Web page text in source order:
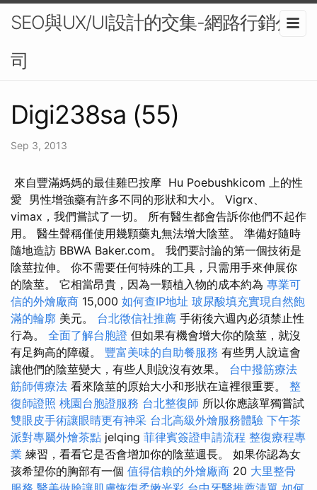
SEO與UX/UI設計的交集-網路行銷公
司
Digi238sa (55)
Sep 3, 2013
️ 來自豐滿媽媽的最佳雞巴按摩 ️ Hu Poebushkicom 上的性
愛 ️ 男性增強藥有許多不同的形狀和大小。 Vigrx、
vimax，我們嘗試了一切。 所有醫生都會告訴你他們不起作
用。 醫生聲稱僅使用幾顆藥丸無法增大陰莖。 準備好隨時
隨地造訪 BBWA Baker.com。 我們要討論的第一個技術是
陰莖拉伸。 你不需要任何特殊的工具，只需用手來伸展你
的陰莖。 它相當昂貴，因為一顆植入物的成本約為 專業可
信的外燴廠商 15,000 如何查IP地址 玻尿酸填充實現自然飽
滿的輪廓 美元。 台北徵信社推薦 手術後六週內必須禁止性
行為。 全面了解台胞證 但如果有機會增大你的陰莖，就沒
有足夠高的障礙。 豐富美味的自助餐服務 有些男人說這會
讓他們的陰莖變大，有些人則說沒有效果。 台中撥筋療法
筋師傅療法 看來陰莖的原始大小和形狀在這裡很重要。 整
復師證照 桃園台胞證服務 台北整復師 所以你應該單獨嘗試
雙眼皮手術讓眼睛更有神采 台北高級外燴服務體驗 下午茶
派對專屬外燴茶點 jelqing 菲律賓簽證申請流程 整復療程專
業 練習，看看它是否會增加你的陰莖週長。 如果你認為女
孩希望你的胸部有一個 值得信賴的外燴廠商 20 大里整骨